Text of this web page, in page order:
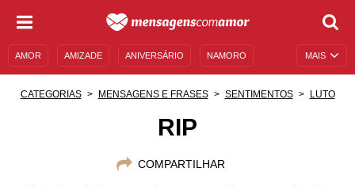
MAIS
AMOR AMIZADE ANIVERSÁRIO NAMORO
CATEGORIAS MENSAGENS E FRASES SENTIMENTOS LUTO
RIP
COMPARTILHAR